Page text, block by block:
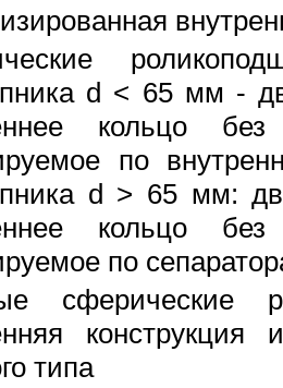
d < 65 мм -
кольцо
по
d > 65 мм:
кольцо
по
сферические
типа